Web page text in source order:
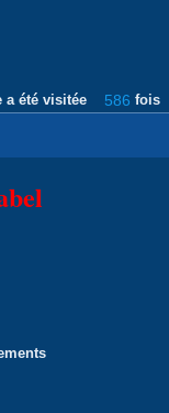
a été visitée 586 fois